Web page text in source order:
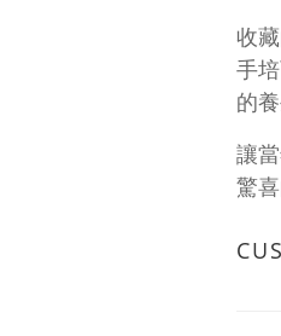
收
手
的
讓
驚喜